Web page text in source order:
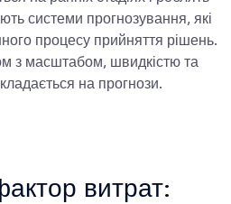
системи прогнозування, які
процесу прийняття рішень.
з масштабом, швидкістю та
на прогнози.
витрат: